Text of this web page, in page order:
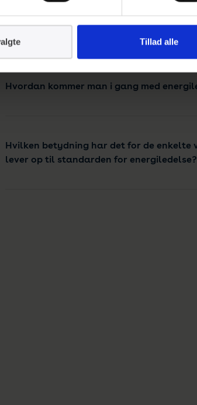
Tillad alle
Hvem får udbytte af energiledelse?
Hvordan kommer man i gang med
Hvilken betydning har det for de enkelte
lever op til standarden for energiledelse?